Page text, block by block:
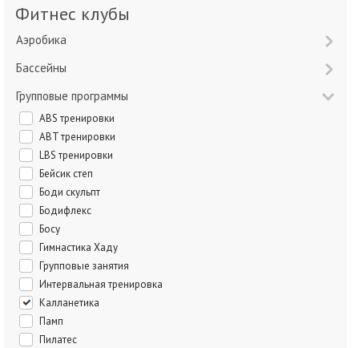
Фитнес клубы
Аэробика
Бассейны
Групповые программы
ABS тренировки
ABT тренировки
LBS тренировки
Бейсик степ
Боди скульпт
Бодифлекс
Босу
Гимнастика Хаду
Групповые занятия
Интервальная тренировка
Калланетика
Памп
Пилатес